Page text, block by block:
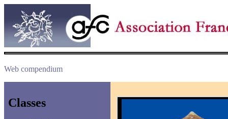
Web compendium
Classes